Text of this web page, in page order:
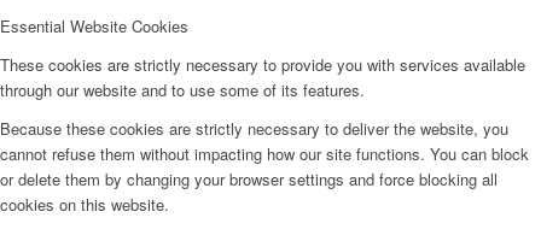
Essential Website Cookies
These cookies are strictly necessary to provide you with services available
through our website and to use some of its features.
Because these cookies are strictly necessary to deliver the website, you
cannot refuse them without impacting how our site functions. You can block
or delete them by changing your browser settings and force blocking all
cookies on this website.